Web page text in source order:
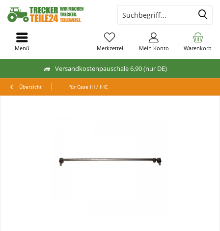
Versandkostenpauschale 6,90 (nur DE)
Warenkorb
Merkzettel Mein Konto
Menü
Übersicht für Case IH / IHC